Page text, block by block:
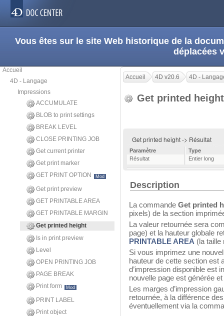
Vous êtes sur le site Web historique de la
déplacées
Accueil
4D - Langage
Impressions
ACCUMULATE
BLOB to print settings
BREAK LEVEL
CLOSE PRINTING JOB
Get current printer
Get print marker
GET PRINT OPTION
Mod
Get print preview
GET PRINTABLE AREA
GET PRINTABLE MARGIN
Get printed height
Is in print preview
Level
OPEN PRINTING JOB
PAGE BREAK
Print form
Mod
PRINT LABEL
Print object
Accueil 4D v20.6 4D -
Get printed
Get printed height -> Résultat
Paramètre
Type
Résultat
Entier long
Description
La commande Get printed
pixels) de la section
La valeur retournée sera
page) et la hauteur globale
PRINTABLE AREA (la taille
Si vous imprimez une
hauteur de cette section est
d’impression disponible est
nouvelle page est générée
Les marges d’impression
retournée, à la différence
éventuellement via la